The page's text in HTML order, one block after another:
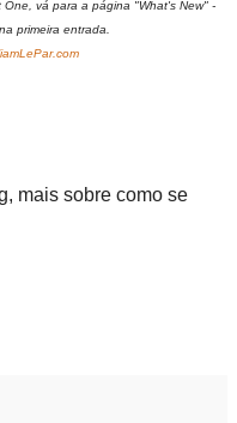
One, vá para a página "What's New" -
primeira entrada.
mais sobre como se